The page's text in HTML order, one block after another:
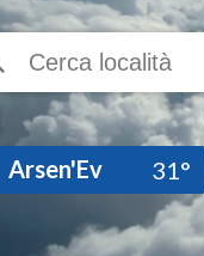
Arsen'Ev 31°